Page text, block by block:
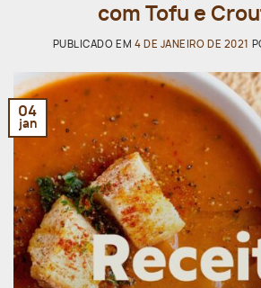
com Tofu e
PUBLICADO EM 4 DE JANEIRO DE 2021
04
jan